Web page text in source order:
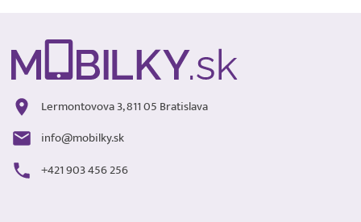
Lermontovova 3, 811 05 Bratislava
info@mobilky.sk
+421 903 456 256